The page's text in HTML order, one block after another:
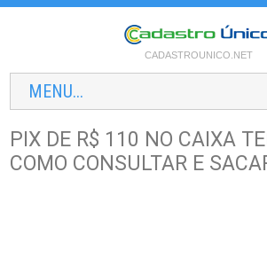
CADASTROUNICO.NET
MENU...
PIX DE R$ 110 NO CAIXA
COMO CONSULTAR E